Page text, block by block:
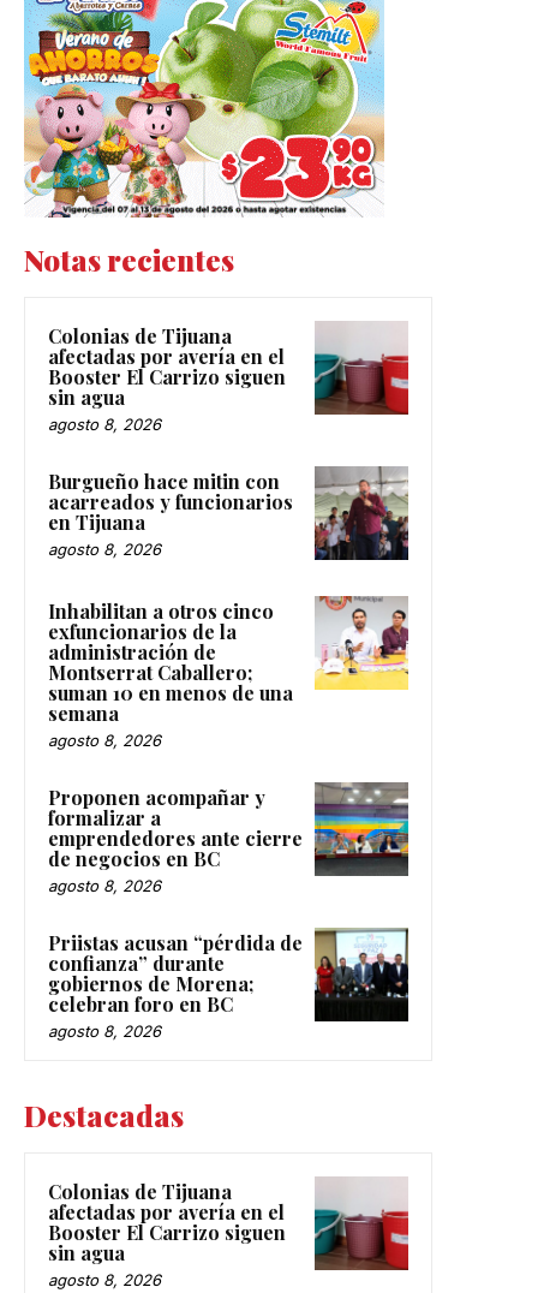
Notas recientes
Colonias de Tijuana
afectadas por avería en el
Booster El Carrizo siguen
sin agua
agosto 8, 2026
Burgueño hace mitin con
acarreados y funcionarios
en Tijuana
agosto 8, 2026
Inhabilitan a otros cinco
exfuncionarios de la
administración de
Montserrat Caballero;
suman 10 en menos de una
semana
agosto 8, 2026
Proponen acompañar y
formalizar a
emprendedores ante cierre
de negocios en BC
agosto 8, 2026
Priistas acusan “pérdida de
confianza” durante
gobiernos de Morena;
celebran foro en BC
agosto 8, 2026
Destacadas
Colonias de Tijuana
afectadas por avería en el
Booster El Carrizo siguen
sin agua
agosto 8, 2026